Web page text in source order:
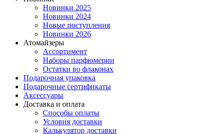
Новинки 2025
Новинки 2024
Новые поступления
Новинки 2026
Атомайзеры
Ассортимент
Наборы парфюмерии
Остатки во флаконах
Подарочная упаковка
Подарочные сертификаты
Аксессуары
Доставка и оплата
Способы оплаты
Условия доставки
Калькулятор доставки